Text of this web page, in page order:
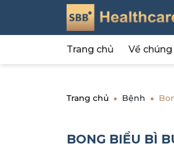
Trang chủ Về
Trang chủ Bệnh
BONG BIỂU BÌ